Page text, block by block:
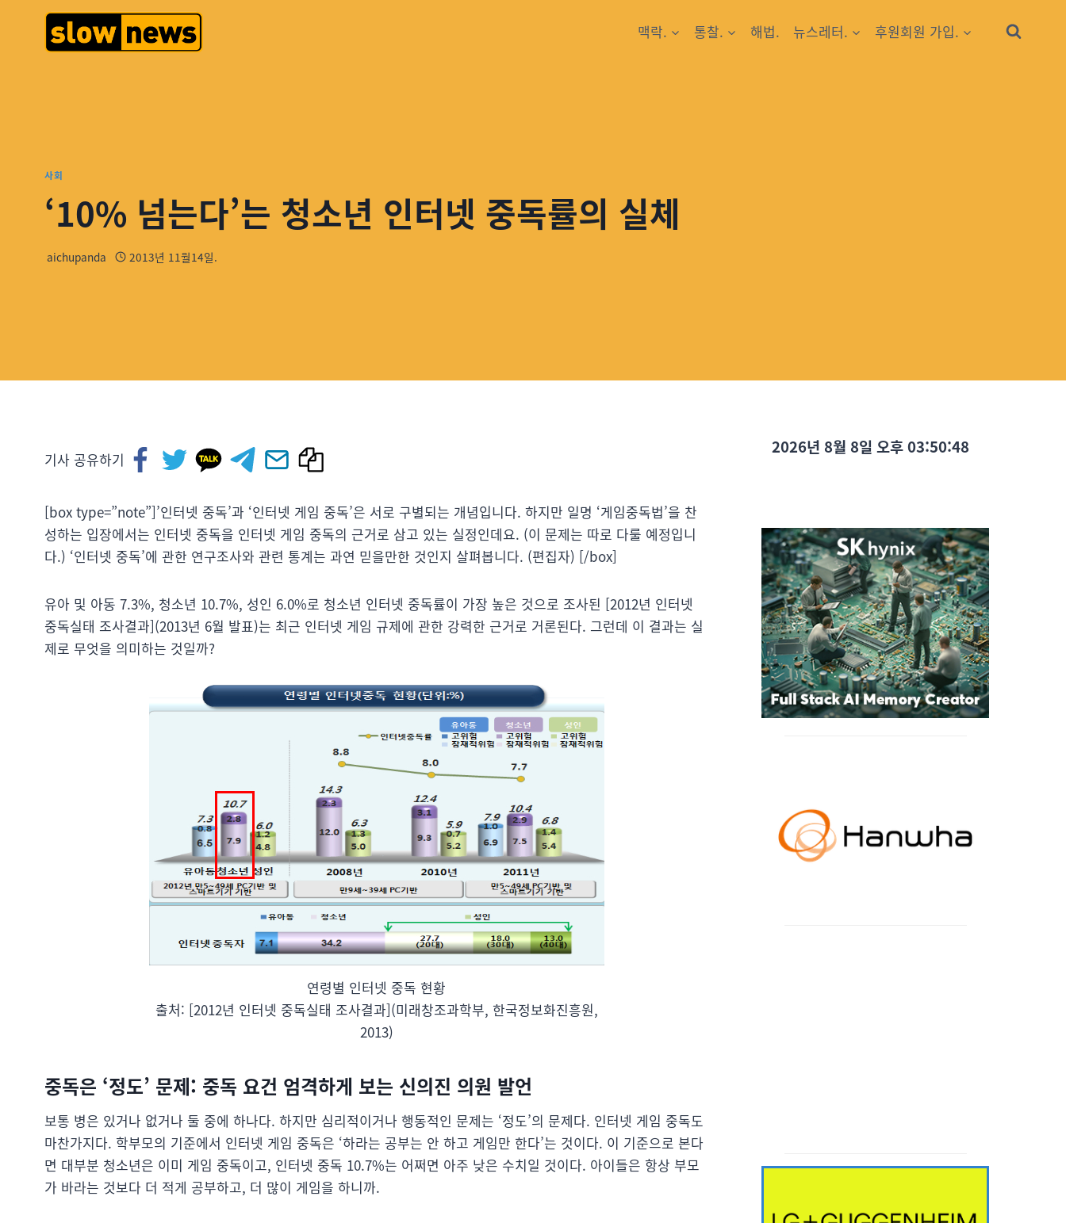
맥락. 통찰. 해법. 뉴스레터. 후원회원 가입.
사회
‘10% 넘는다’는 청소년 인터넷 중독률의 실체
aichupanda 2013년 11월14일.
기사 공유하기
[box type=”note”]’인터넷 중독’과 ‘인터넷 게임 중독’은 서로 구별되는 개념입니다. 하지만 일명 ‘게임중독법’을 찬
성하는 입장에서는 인터넷 중독을 인터넷 게임 중독의 근거로 삼고 있는 실정인데요. (이 문제는 따로 다룰 예정입니
다.) ‘인터넷 중독’에 관한 연구조사와 관련 통계는 과연 믿을만한 것인지 살펴봅니다. (편집자) [/box]
유아 및 아동 7.3%, 청소년 10.7%, 성인 6.0%로 청소년 인터넷 중독률이 가장 높은 것으로 조사된 [2012년 인터넷
중독실태 조사결과](2013년 6월 발표)는 최근 인터넷 게임 규제에 관한 강력한 근거로 거론된다. 그런데 이 결과는 실
제로 무엇을 의미하는 것일까?
연령별 인터넷 중독 현황
출처: [2012년 인터넷 중독실태 조사결과](미래창조과학부, 한국정보화진흥원,
2013)
중독은 ‘정도’ 문제: 중독 요건 엄격하게 보는 신의진 의원 발언
보통 병은 있거나 없거나 둘 중에 하나다. 하지만 심리적이거나 행동적인 문제는 ‘정도’의 문제다. 인터넷 게임 중독도
마찬가지다. 학부모의 기준에서 인터넷 게임 중독은 ‘하라는 공부는 안 하고 게임만 한다’는 것이다. 이 기준으로 본다
면 대부분 청소년은 이미 게임 중독이고, 인터넷 중독 10.7%는 어쩌면 아주 낮은 수치일 것이다. 아이들은 항상 부모
가 바라는 것보다 더 적게 공부하고, 더 많이 게임을 하니까.
2026년 8월 8일 오후 03:50:49